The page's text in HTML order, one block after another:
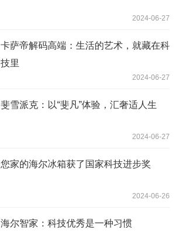
2024-06-27
卡萨帝解码高端：生活的艺术，就藏在科
技里
2024-06-27
斐雪派克：以“斐凡”体验，汇奢适人生
2024-06-27
您家的海尔冰箱获了国家科技进步奖
2024-06-26
海尔智家：科技优秀是一种习惯